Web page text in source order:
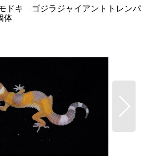
ドキ ゴジラジャイアントトレンパ
体